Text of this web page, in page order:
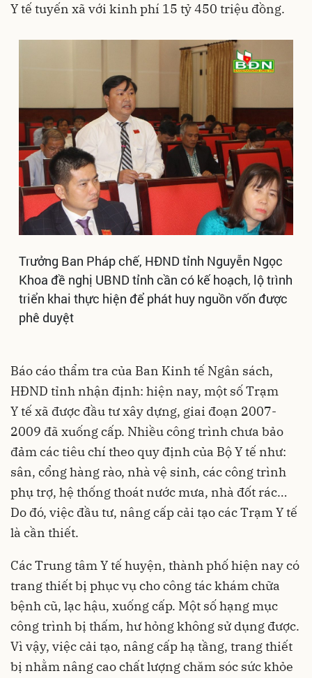
Y tế tuyến xã với kinh phí 15 tỷ 450 triệu đồng.
Trưởng Ban Pháp chế, HĐND tỉnh Nguyễn Ngọc
Khoa đề nghị UBND tỉnh cần có kế hoạch, lộ trình
triển khai thực hiện để phát huy nguồn vốn được
phê duyệt
Báo cáo thẩm tra của Ban Kinh tế Ngân sách,
HĐND tỉnh nhận định: hiện nay, một số Trạm
Y tế xã được đầu tư xây dựng, giai đoạn 2007-
2009 đã xuống cấp. Nhiều công trình chưa bảo
đảm các tiêu chí theo quy định của Bộ Y tế như:
sân, cổng hàng rào, nhà vệ sinh, các công trình
phụ trợ, hệ thống thoát nước mưa, nhà đốt rác…
Do đó, việc đầu tư, nâng cấp cải tạo các Trạm Y tế
là cần thiết.
Các Trung tâm Y tế huyện, thành phố hiện nay có
trang thiết bị phục vụ cho công tác khám chữa
bệnh cũ, lạc hậu, xuống cấp. Một số hạng mục
công trình bị thấm, hư hỏng không sử dụng được.
Vì vậy, việc cải tạo, nâng cấp hạ tầng, trang thiết
bị nhằm nâng cao chất lượng chăm sóc sức khỏe